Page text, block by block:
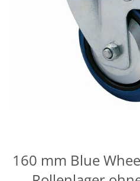
160 mm Blue